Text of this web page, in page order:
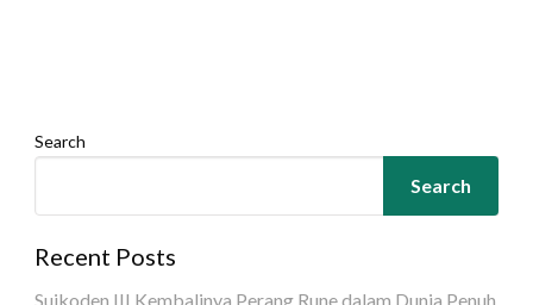
Search
Search
Recent Posts
Suikoden III Kembalinya Perang Rune dalam Dunia Penuh